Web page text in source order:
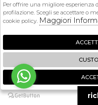
2026 Petit Pasha - P.iva :
🍪
Per offrire una migliore esperienza
profilazione. Scegli se accettare o
cookie policy. Maggiori